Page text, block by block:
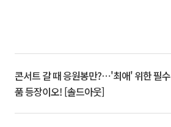
콘서트 갈 때 응원봉만?⋯'최애' 위한 필수
품 등장이오! [솔드아웃]